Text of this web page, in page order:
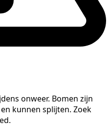
onweer. Bomen zijn
kunnen splijten. Zoek